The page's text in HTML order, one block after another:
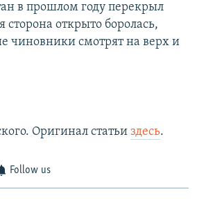
в прошлом году перекрыл
сторона открыто боролась,
чиновники смотрят на верх и
Оригинал статьи здесь.
Follow us